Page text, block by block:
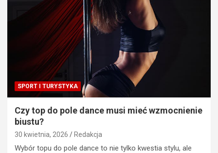
SPORT I TURYSTYKA
Czy top do pole dance musi mieć wzmocnienie
biustu?
30 kwietnia, 2026 Redakcja
Wybór topu do pole dance to nie tylko kwestia stylu, ale